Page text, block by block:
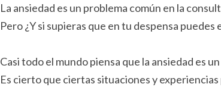
La ansiedad es un problema común en la
Pero ¿Y si supieras que en tu despensa
Casi todo el mundo piensa que la ansiedad es
Es cierto que ciertas situaciones y